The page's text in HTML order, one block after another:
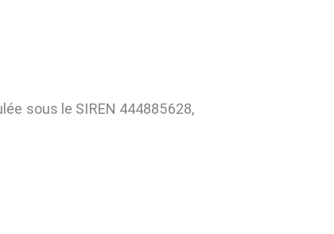
sous le SIREN 444885628,